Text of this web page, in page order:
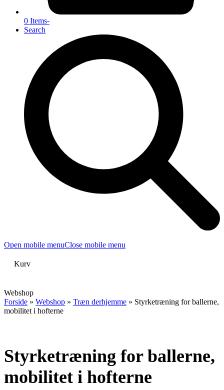
0 Items-
Search
Open mobile menuClose mobile menu
Kurv
Webshop
Forside » Webshop » Træn derhjemme » Styrketræning for ballerne,
mobilitet i hofterne
Styrketræning for ballerne,
mobilitet i hofterne